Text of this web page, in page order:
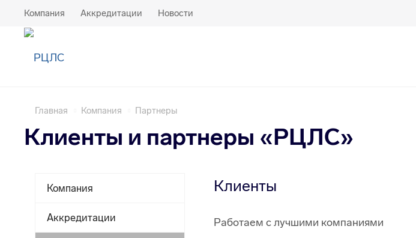
Компания Аккредитации Новости
Главная Компания Партнеры
Клиенты и партнеры «РЦЛС»
Клиенты
Работаем с лучшими компаниями
Компания
Аккредитации